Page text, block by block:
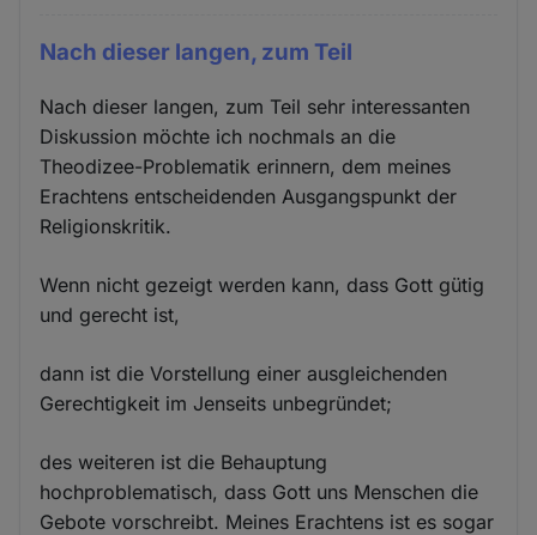
Nach dieser langen, zum Teil
Nach dieser langen, zum Teil sehr interessanten
Diskussion möchte ich nochmals an die
Theodizee-Problematik erinnern, dem meines
Erachtens entscheidenden Ausgangspunkt der
Religionskritik.
Wenn nicht gezeigt werden kann, dass Gott gütig
und gerecht ist,
dann ist die Vorstellung einer ausgleichenden
Gerechtigkeit im Jenseits unbegründet;
des weiteren ist die Behauptung
hochproblematisch, dass Gott uns Menschen die
Gebote vorschreibt. Meines Erachtens ist es sogar